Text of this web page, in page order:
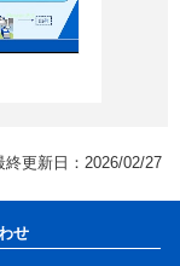
終更新日：2026/02/27
せ